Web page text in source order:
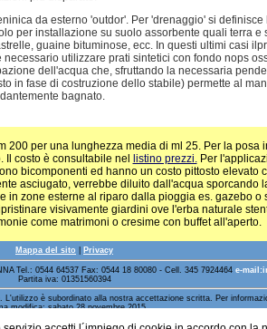
da esterno 'outdor'. Per 'drenaggio' si
per installazione su suolo assorbente quali terra e
guaine bituminose, ecc. In questi ultimi casi
utilizzare prati sintetici con fondo nops
dell'acqua che, sfruttando la necessaria
in fase di costruzione dello stabile) permette al
bagnato.
per una lunghezza media di ml 25. Per la
costo è consultabile nel
listino prezzi.Per
bicomponenti ed hanno un costo pittosto
asciugato, verrebbe diluito dall'acqua
zone esterne al riparo dalla pioggia es. gazebo o
visivamente giardini ove l'erba naturale
come matrimoni o cresime con buffet all'aperto.
Mappa del sito Privacy
Tel.: 0544 64537 Fax: 0544 18 80080 - Cell. 345 7924464 e-
Partita iva: 01351560394
è subordinato alla nostra accettazione scritta. Per
modifica: sabato 28 novembre 2015
6.529.938 pagine pagina visualizzata 290.978 volte